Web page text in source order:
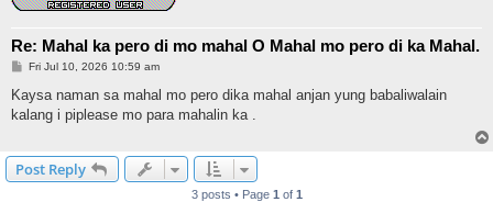
Re: Mahal ka pero di mo mahal O Mahal mo pero di ka Mahal.
P
s
Fri Jul 10, 2026 10:59 am
Kaysa naman sa mahal mo pero dika mahal anjan yung babaliwalain
kalang i piplease mo para mahalin ka .
Post Reply
3 posts • Page 1 of 1